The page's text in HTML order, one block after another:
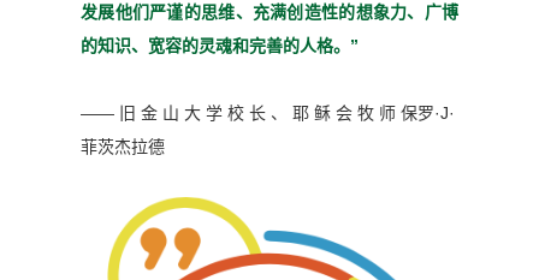
发展他们严谨的思维、充满创造性的想象力、广博
的知识、宽容的灵魂和完善的人格。”
—— 旧 金 山 大 学 校 长 、 耶 稣 会 牧 师 保罗·J·
菲茨杰拉德